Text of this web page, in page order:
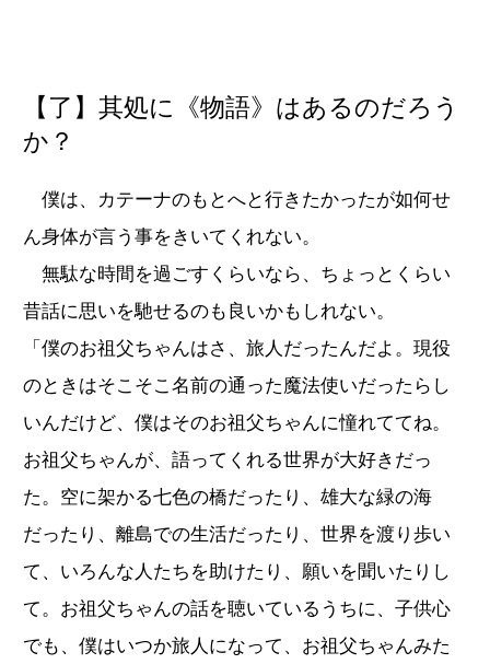
【了】其処に《物語》はあるのだろう
か？
僕は、カテーナのもとへと行きたかったが如何せ
ん身体が言う事をきいてくれない。
無駄な時間を過ごすくらいなら、ちょっとくらい
昔話に思いを馳せるのも良いかもしれない。
「僕のお祖父ちゃんはさ、旅人だったんだよ。現役
のときはそこそこ名前の通った魔法使いだったらし
いんだけど、僕はそのお祖父ちゃんに憧れててね。
お祖父ちゃんが、語ってくれる世界が大好きだっ
た。空に架かる七色の橋だったり、雄大な緑の海
だったり、離島での生活だったり、世界を渡り歩い
て、いろんな人たちを助けたり、願いを聞いたりし
て。お祖父ちゃんの話を聴いているうちに、子供心
でも、僕はいつか旅人になって、お祖父ちゃんみた